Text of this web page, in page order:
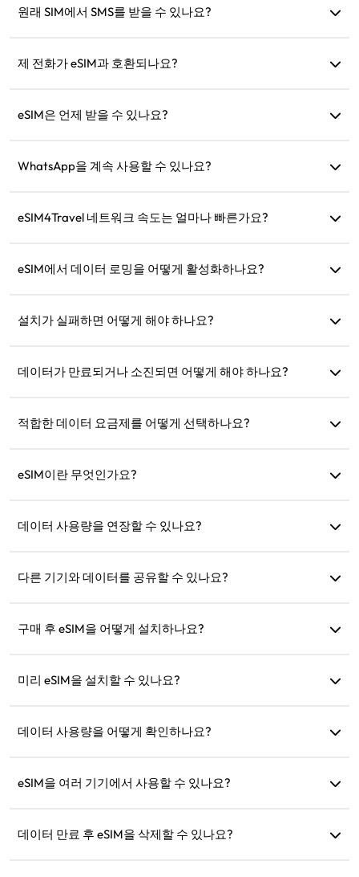
사용하여 통신할 수 있습니다.
원래 SIM에서 SMS를 받을 수 있나요?
과 원래 SIM을 동시에 활성화할 수 있습니다.
제 전화가 eSIM과 호환되나요?
이지를 방문하세요.
eSIM은 언제 받을 수 있나요?
있습니다.
WhatsApp을 계속 사용할 수 있나요?
eSIM4Travel 네트워크 속도는 얼마나 빠른가요?
네트워크 강도는 지역 통신사에 따라 다릅니다.
eSIM에서 데이터 로밍을 어떻게 활성화하나요?
'데이터 로밍'을 활성화하세요.
설치가 실패하면 어떻게 해야 하나요?
한 번만 설치할 수 있습니다. 문제가 지속되면 고객 지원팀에
데이터가 만료되거나 소진되면 어떻게 해야 하나요?
적합한 데이터 요금제를 어떻게 선택하나요?
과 같은 표준 요금제를 제공합니다. 필요에 따라 선택하고 언제
eSIM이란 무엇인가요?
치 후 인터넷에 연결하는 데 사용할 수 있습니다.
데이터 사용량을 연장할 수 있나요?
활성화됩니다.
다른 기기와 데이터를 공유할 수 있나요?
휴대폰에서와 동일합니다.
구매 후 eSIM을 어떻게 설치하나요?
세요.
미리 eSIM을 설치할 수 있나요?
사용할 수 있습니다.
데이터 사용량을 어떻게 확인하나요?
습니다.
eSIM을 여러 기기에서 사용할 수 있나요?
을 위해 고객 지원팀에 문의하세요.
데이터 만료 후 eSIM을 삭제할 수 있나요?